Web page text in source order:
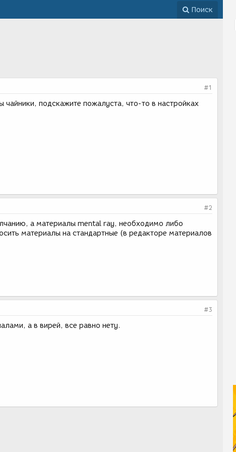
Поиск
#1
чайники, подскажите пожалуста, что-то в настройках
#2
а материалы mental ray, необходимо либо
материалы на стандартные (в редакторе материалов
#3
а в вирей, все равно нету.